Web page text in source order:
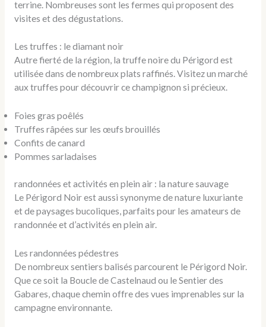
terrine. Nombreuses sont les fermes qui proposent des
visites et des dégustations.
Les truffes : le diamant noir
Autre fierté de la région, la truffe noire du Périgord est
utilisée dans de nombreux plats raffinés. Visitez un marché
aux truffes pour découvrir ce champignon si précieux.
Foies gras poêlés
Truffes râpées sur les œufs brouillés
Confits de canard
Pommes sarladaises
randonnées et activités en plein air : la nature sauvage
Le Périgord Noir est aussi synonyme de nature luxuriante
et de paysages bucoliques, parfaits pour les amateurs de
randonnée et d’activités en plein air.
Les randonnées pédestres
De nombreux sentiers balisés parcourent le Périgord Noir.
Que ce soit la Boucle de Castelnaud ou le Sentier des
Gabares, chaque chemin offre des vues imprenables sur la
campagne environnante.